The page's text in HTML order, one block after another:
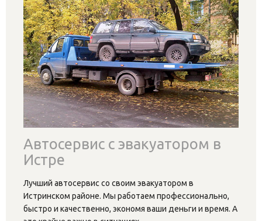
Автосервис с эвакуатором в
Истре
Лучший автосервис со своим эвакуатором в
Истринском районе. Мы работаем профессионально,
быстро и качественно, экономя ваши деньги и время. А